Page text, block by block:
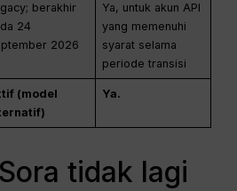
berakhir
24
2026
Ya, untuk akun API
yang memenuhi
syarat selama
periode transisi
(model
Ya.
tidak lagi